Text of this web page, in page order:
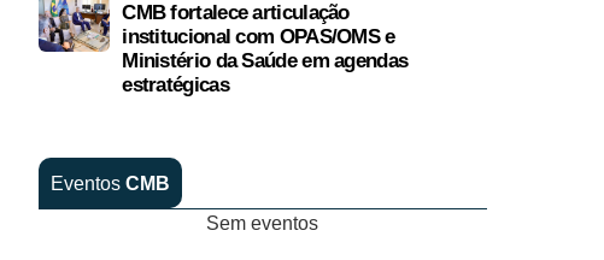
CMB fortalece articulação
institucional com OPAS/OMS e
Ministério da Saúde em agendas
estratégicas
Eventos CMB
Sem eventos